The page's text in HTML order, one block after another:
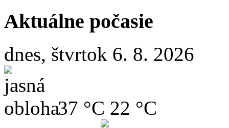
Aktuálne počasie
dnes, štvrtok 6. 8. 2026
37 °C 22 °C